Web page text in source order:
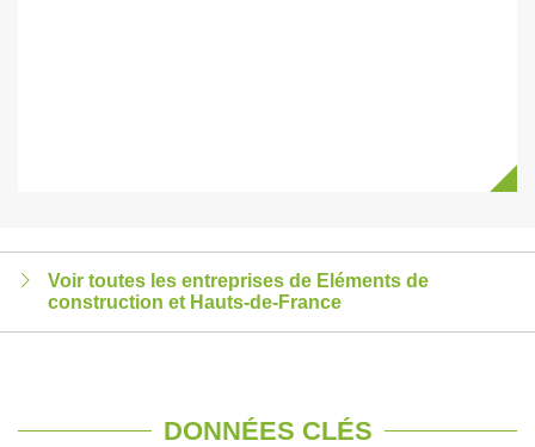
Voir toutes les entreprises de Eléments de
construction et Hauts-de-France
DONNÉES CLÉS